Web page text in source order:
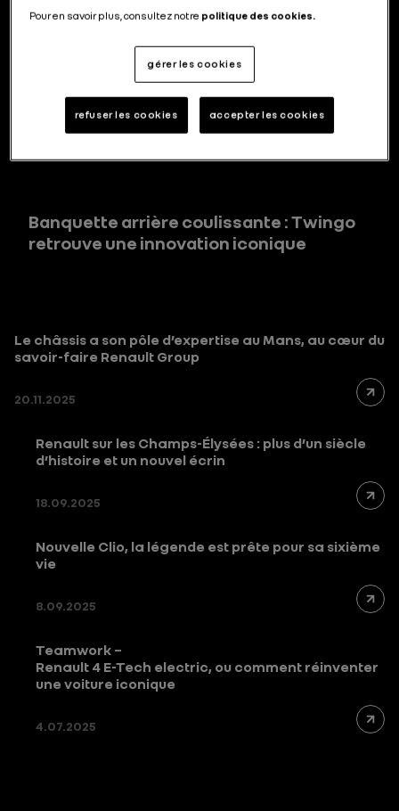
Renault Brésil est façonné par plus de 25
Le logo Renault s’expose à la Fondation
Banquette arrière coulissante : Twingo
retrouve une innovation iconique
Le châssis a son pôle d’expertise au Mans, au cœur du
savoir-faire Renault Group
20.11.2025
Renault sur les Champs-Élysées : plus d’un siècle
d’histoire et un nouvel écrin
18.09.2025
Nouvelle Clio, la légende est prête pour sa sixième
vie
8.09.2025
Teamwork –
Renault 4 E-Tech electric, ou comment réinventer
une voiture iconique
4.07.2025
Pour en savoir plus, consultez notre politique des cookies.
gérer les cookies
refuser les cookies accepter les cookies